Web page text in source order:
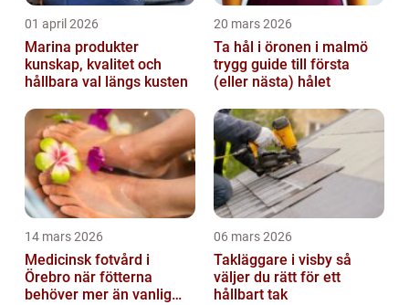
01 april 2026
Marina produkter
kunskap, kvalitet och
hållbara val längs kusten
20 mars 2026
Ta hål i öronen i malmö
trygg guide till första
(eller nästa) hålet
14 mars 2026
Medicinsk fotvård i
Örebro när fötterna
behöver mer än vanlig
06 mars 2026
Takläggare i visby så
väljer du rätt för ett
hållbart tak